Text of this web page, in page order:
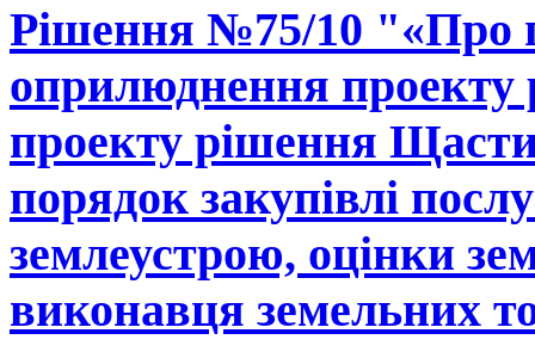
Рішення №75/10 "«Про
оприлюднення проекту
проекту рішення
порядок закупівлі
землеустрою, оцінки
виконавця земельних